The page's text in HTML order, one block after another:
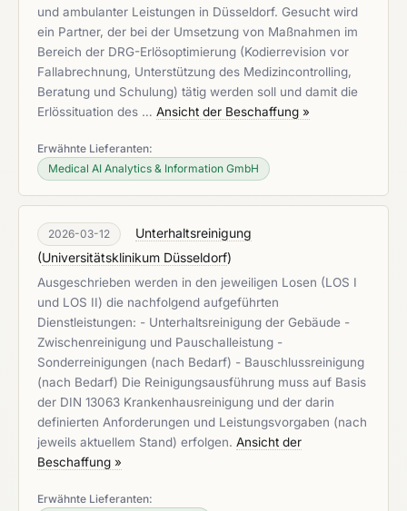
und ambulanter Leistungen in Düsseldorf. Gesucht wird
ein Partner, der bei der Umsetzung von Maßnahmen im
Bereich der DRG-Erlösoptimierung (Kodierrevision vor
Fallabrechnung, Unterstützung des Medizincontrolling,
Beratung und Schulung) tätig werden soll und damit die
Erlössituation des … Ansicht der Beschaffung »
Erwähnte Lieferanten:
Medical AI Analytics & Information GmbH
2026-03-12
Unterhaltsreinigung
(Universitätsklinikum Düsseldorf)
Ausgeschrieben werden in den jeweiligen Losen (LOS I
und LOS II) die nachfolgend aufgeführten
Dienstleistungen: - Unterhaltsreinigung der Gebäude -
Zwischenreinigung und Pauschalleistung -
Sonderreinigungen (nach Bedarf) - Bauschlussreinigung
(nach Bedarf) Die Reinigungsausführung muss auf Basis
der DIN 13063 Krankenhausreinigung und der darin
definierten Anforderungen und Leistungsvorgaben (nach
jeweils aktuellem Stand) erfolgen. Ansicht der
Beschaffung »
Erwähnte Lieferanten: